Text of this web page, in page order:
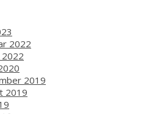
2022
2022
2019
2019